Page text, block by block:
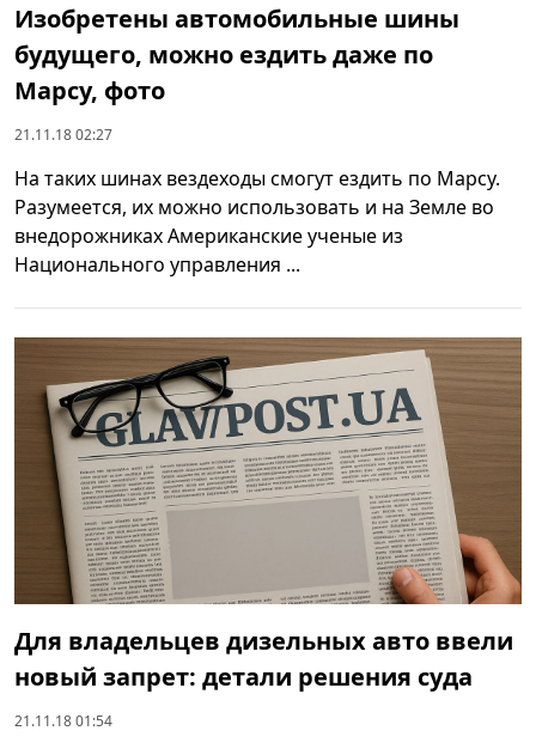
Изобретены автомобильные шины
будущего, можно ездить даже по
Марсу, фото
21.11.18 02:27
На таких шинах вездеходы смогут ездить по Марсу.
Разумеется, их можно использовать и на Земле во
внедорожниках Американские ученые из
Национального управления ...
Для владельцев дизельных авто ввели
новый запрет: детали решения суда
21.11.18 01:54